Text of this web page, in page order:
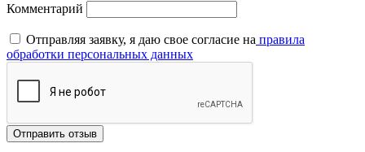
Комментарий
Отправляя заявку, я даю свое согласие на правила
обработки персональных данных
Отправить отзыв